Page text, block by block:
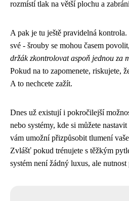
rozmístí tlak na větší plochu a
A pak je tu ještě pravidelná
své - šrouby se mohou časem
držák zkontrolovat aspoň jednou za
Pokud na to zapomenete, riskujete,
A to nechcete zažít.
Dnes už existují i pokročilejší
nebo systémy, kde si můžete
vám umožní přizpůsobit tlumení
Zvlášť pokud trénujete s těžkým
systém není žádný luxus, ale